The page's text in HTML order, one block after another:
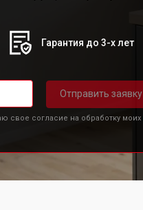
Гарантия до 3-х лет
Отправить заявку
свое согласие на обработку моих